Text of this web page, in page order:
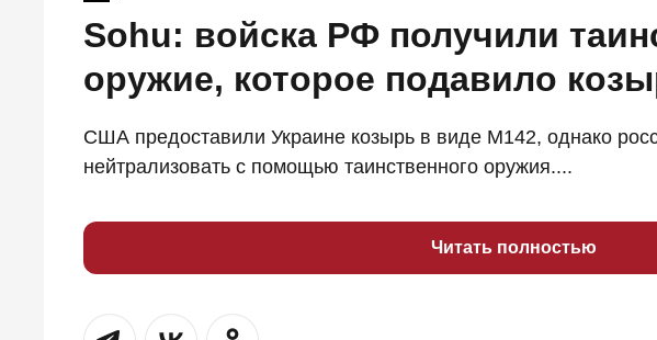
Sohu: войска РФ получили
оружие, которое подавило
США предоставили Украине козырь в виде M142, однако
нейтрализовать с помощью таинственного оружия....
Читать полностью